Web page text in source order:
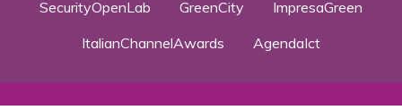
SecurityOpenLab
GreenCity
ImpresaGreen
ItalianChannelAwards
AgendaIct